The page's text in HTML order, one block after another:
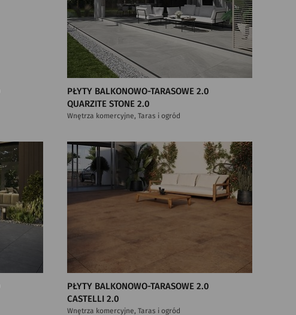
PŁYTY BALKONOWO-TARASOWE 2.0
QUARZITE STONE 2.0
Wnętrza komercyjne, Taras i ogród
PŁYTY BALKONOWO-TARASOWE 2.0
CASTELLI 2.0
Wnętrza komercyjne, Taras i ogród